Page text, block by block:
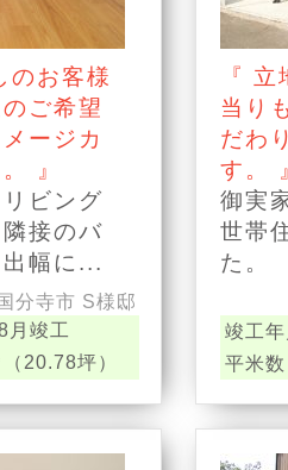
のお客様
ご希望
ージカ
』
ビング
接のバ
幅に...
分寺市 S様邸
月竣工
20.78坪）
『
当り
だわ
す。
御実
世帯
た。
竣工
平米数